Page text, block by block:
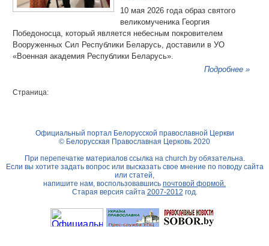
10 мая 2026 года образ святого
великомученика Георгия
Победоносца, который является небесным покровителем
Вооруженных Сил Республики Беларусь, доставили в УО
«Военная академия Республики Беларусь».
Подробнее »
Страница:
Официальный портал Белорусской православной Церкви
© Белорусская Православная Церковь 2020
При перепечатке материалов ссылка на church.byобязательна.
Если вы хотите задать вопрос или высказать свое мнение по поводу сайта
или статей,
напишите нам, воспользовавшись почтовой формой.
Старая версия сайта 2007-2012 год.